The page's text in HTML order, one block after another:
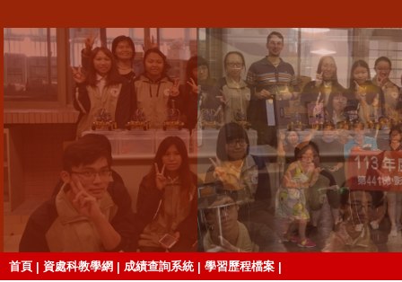
首頁 | 資處科教學網 | 成績查詢系統| 學習歷程檔案 |